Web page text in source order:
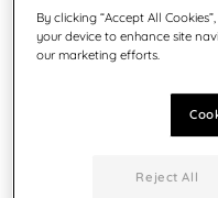
By clicking “Accept All
your device to enhance site
our marketing efforts.
Reject All